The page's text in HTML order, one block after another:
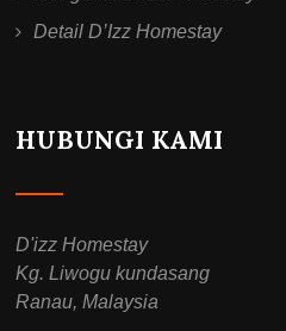
Detail D’Izz Homestay
HUBUNGI KAMI
D'izz Homestay
Kg. Liwogu kundasang
Ranau, Malaysia